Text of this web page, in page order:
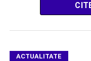
ACTUALITATE